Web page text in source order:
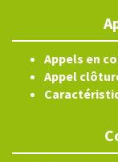
Appels en
Appel